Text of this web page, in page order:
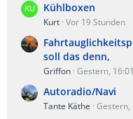
Kühlboxen
Kurt Vor 19 Stunden
soll das denn,
Griffon Gestern, 16:01
Autoradio/Navi
Tante Käthe Gestern,